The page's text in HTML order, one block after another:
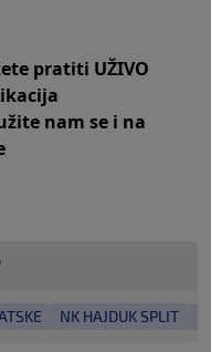
pratiti UŽIVO
nam se i na
NK HAJDUK SPLIT